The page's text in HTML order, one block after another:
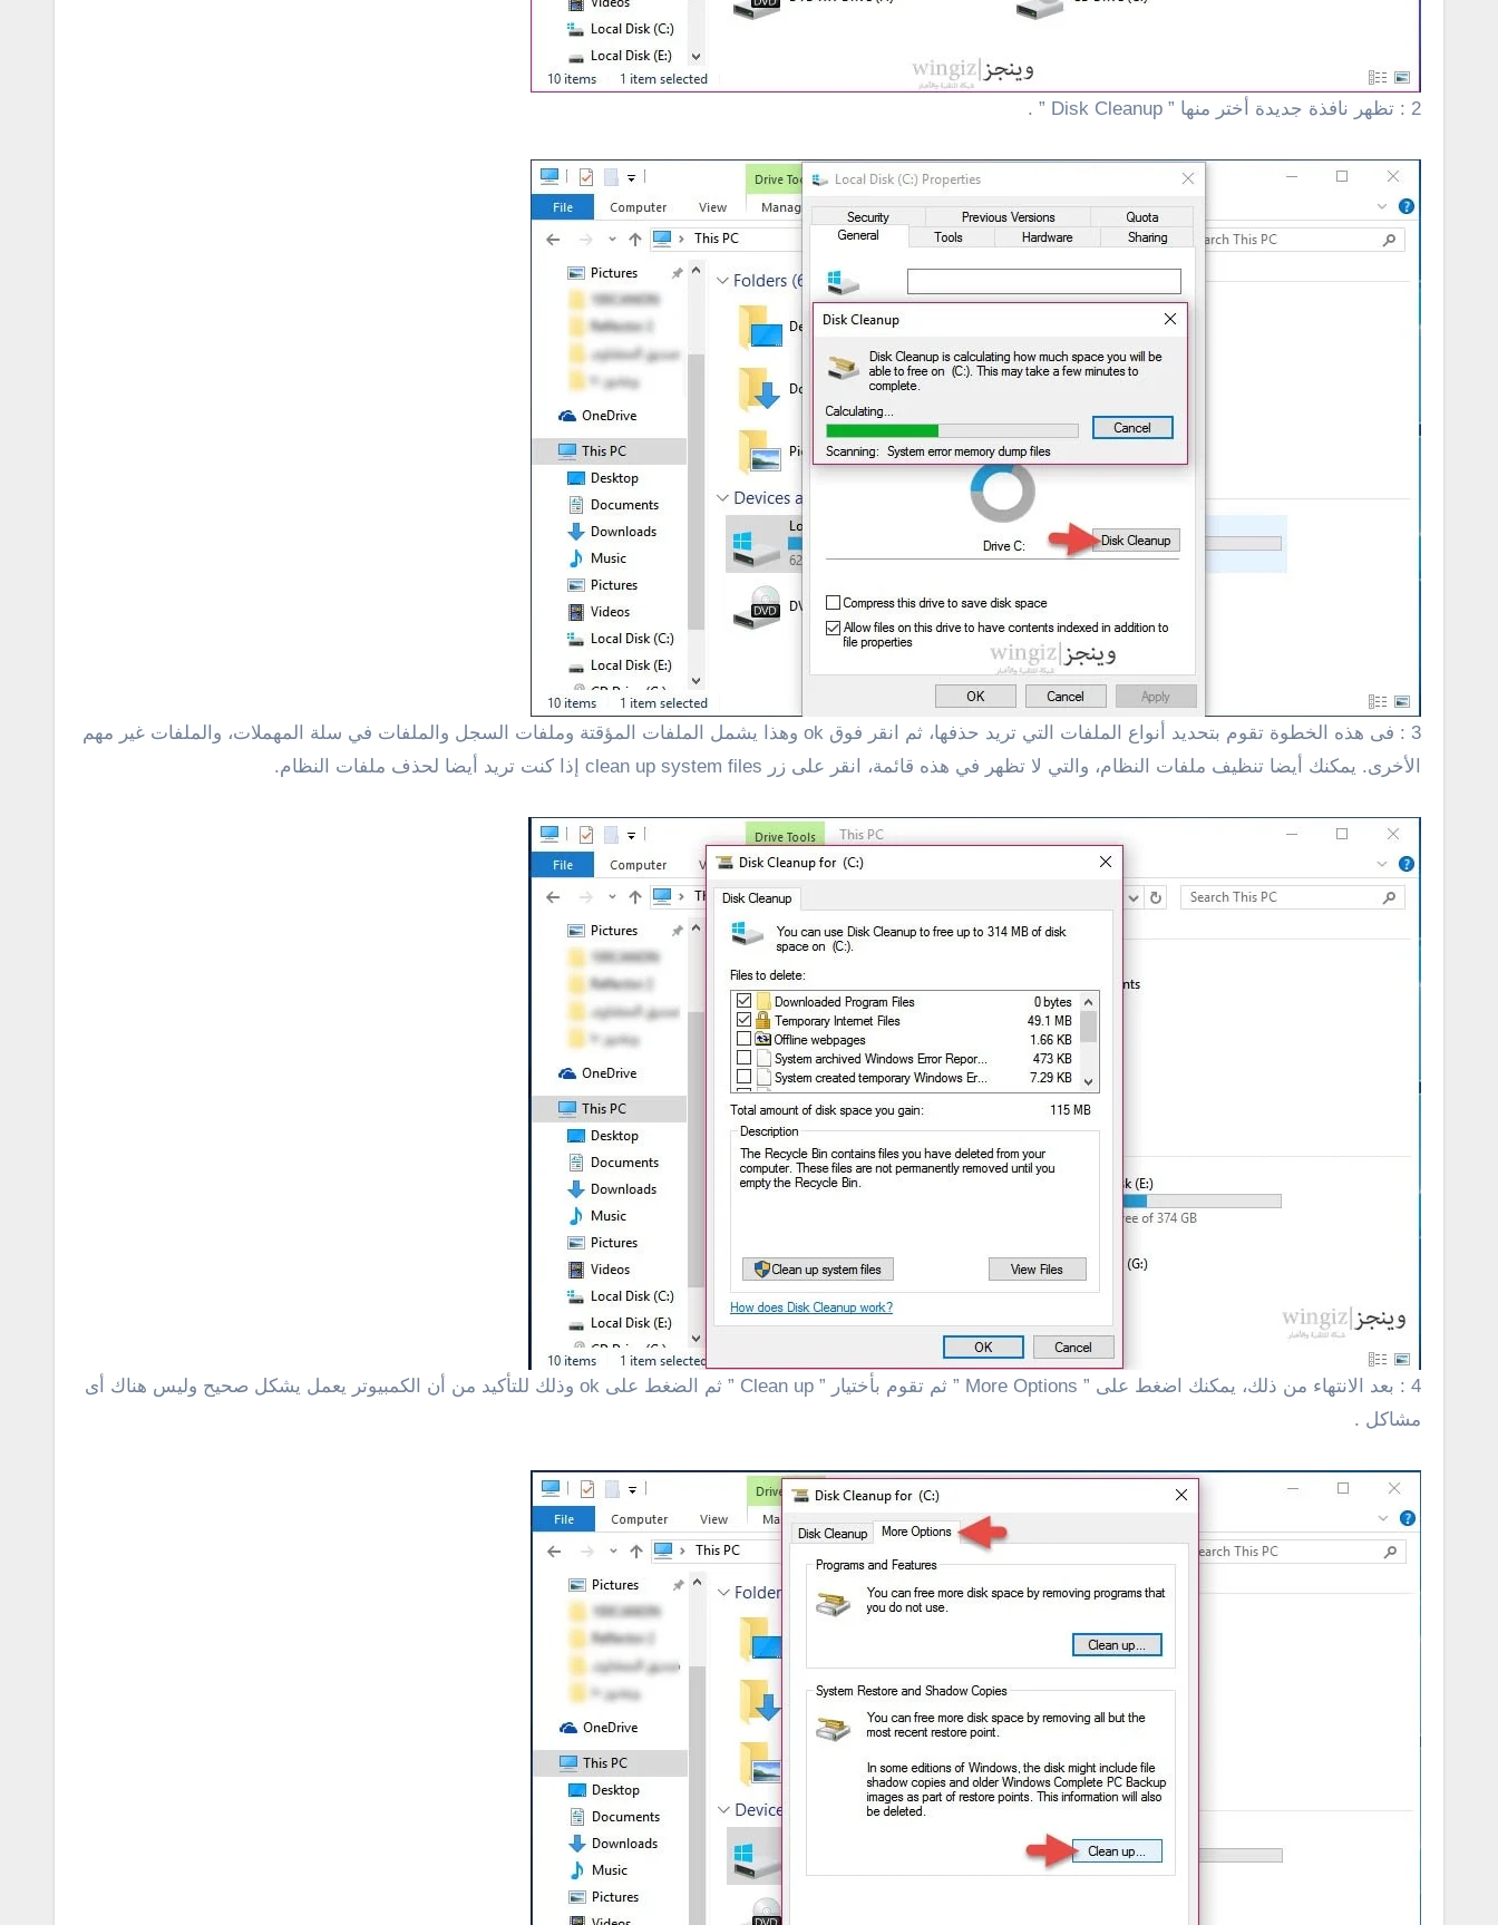
2 : تظهر نافذة جديدة أختر منها ” Disk Cleanup ” .
3 : فى هذه الخطوة تقوم بتحديد أنواع الملفات التي تريد حذفها، ثم انقر فوق ok وهذا يشمل الملفات المؤقتة وملفات السجل والملفات في سلة المهملات، والملفات غير مهم
الأخرى. يمكنك أيضا تنظيف ملفات النظام، والتي لا تظهر في هذه قائمة، انقر على زر clean up system files إذا كنت تريد أيضا لحذف ملفات النظام.
4 : بعد الانتهاء من ذلك، يمكنك اضغط على ” More Options ” ثم تقوم بأختيار ” Clean up ” ثم الضغط على ok وذلك للتأكيد من أن الكمبيوتر يعمل يشكل صحيح وليس هناك أى
مشاكل .